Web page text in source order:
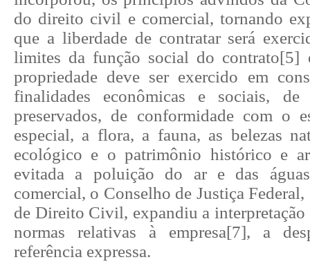
do direito civil e comercial, tornando
que a liberdade de contratar será
limites da função social do contrato[5]
propriedade deve ser exercido em
finalidades econômicas e sociais,
preservados, de conformidade com o
especial, a flora, a fauna, as belezas
ecológico e o patrimônio histórico e
evitada a poluição do ar e das águas
comercial, o Conselho de Justiça
de Direito Civil, expandiu a interpretação
normas relativas à empresa[7], a
referência expressa.